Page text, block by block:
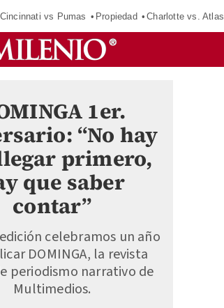
Cincinnati vs Pumas Propiedad Charlotte vs. Atlas
1er.
“No hay
primero,
que saber
contar”
celebramos un año
DOMINGA, la revista
periodismo narrativo de
Multimedios.